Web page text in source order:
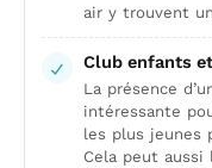
air y trouvent
Club enfants
La présence
intéressante
les plus jeunes
Cela peut